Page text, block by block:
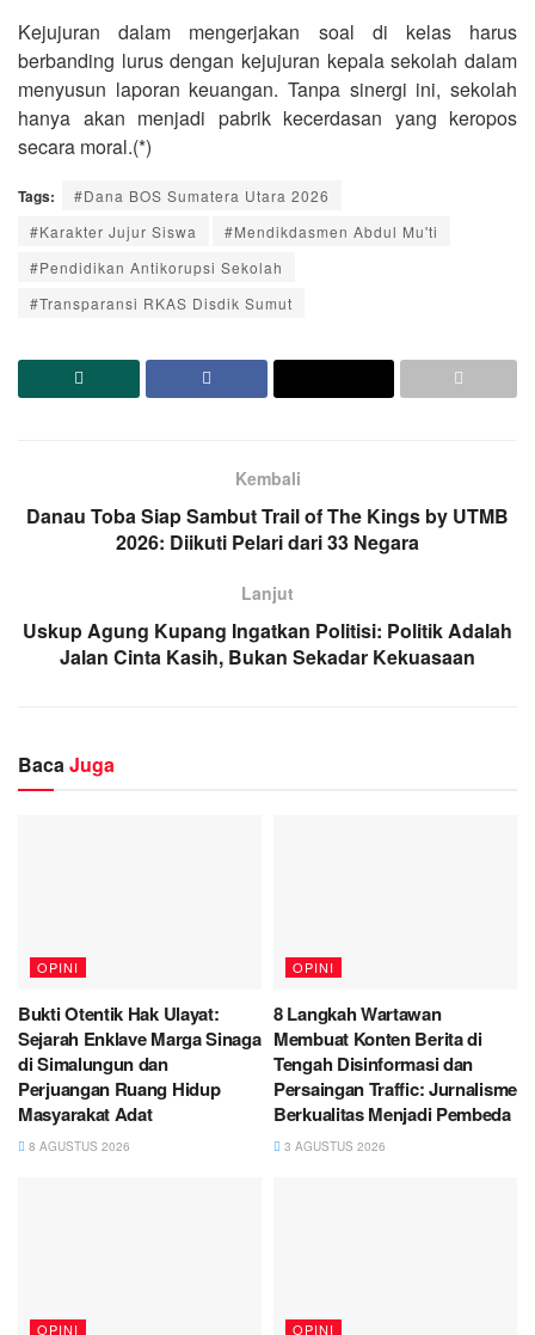
Kejujuran dalam mengerjakan soal di kelas harus
berbanding lurus dengan kejujuran kepala sekolah dalam
menyusun laporan keuangan. Tanpa sinergi ini, sekolah
hanya akan menjadi pabrik kecerdasan yang keropos
secara moral.(*)
Tags:
#Dana BOS Sumatera Utara 2026
#Karakter Jujur Siswa
#Mendikdasmen Abdul Mu'ti
#Pendidikan Antikorupsi Sekolah
#Transparansi RKAS Disdik Sumut
Kembali
Danau Toba Siap Sambut Trail of The Kings by UTMB
2026: Diikuti Pelari dari 33 Negara
Lanjut
Uskup Agung Kupang Ingatkan Politisi: Politik Adalah
Jalan Cinta Kasih, Bukan Sekadar Kekuasaan
BacaJuga
OPINI
Bukti Otentik Hak Ulayat:
Sejarah Enklave Marga Sinaga
di Simalungun dan
Perjuangan Ruang Hidup
Masyarakat Adat
8 AGUSTUS 2026
OPINI
8 Langkah Wartawan
Membuat Konten Berita di
Tengah Disinformasi dan
Persaingan Traffic: Jurnalisme
Berkualitas Menjadi Pembeda
3 AGUSTUS 2026
OPINI OPINI